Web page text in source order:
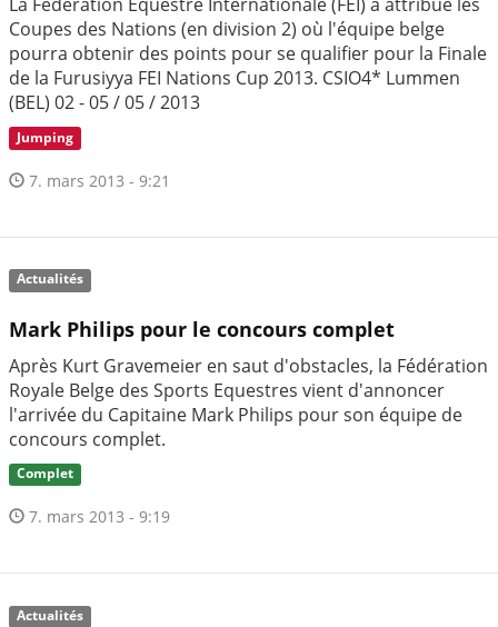
Coupes des Nations (en division 2) où l'équipe belge
pourra obtenir des points pour se qualifier pour la Finale
de la Furusiyya FEI Nations Cup 2013. CSIO4* Lummen
(BEL) 02 - 05 / 05 / 2013
Jumping
7. mars 2013 - 9:21
Actualités
Mark Philips pour le concours complet
Après Kurt Gravemeier en saut d'obstacles, la Fédération
Royale Belge des Sports Equestres vient d'annoncer
l'arrivée du Capitaine Mark Philips pour son équipe de
concours complet.
Complet
7. mars 2013 - 9:19
Actualités